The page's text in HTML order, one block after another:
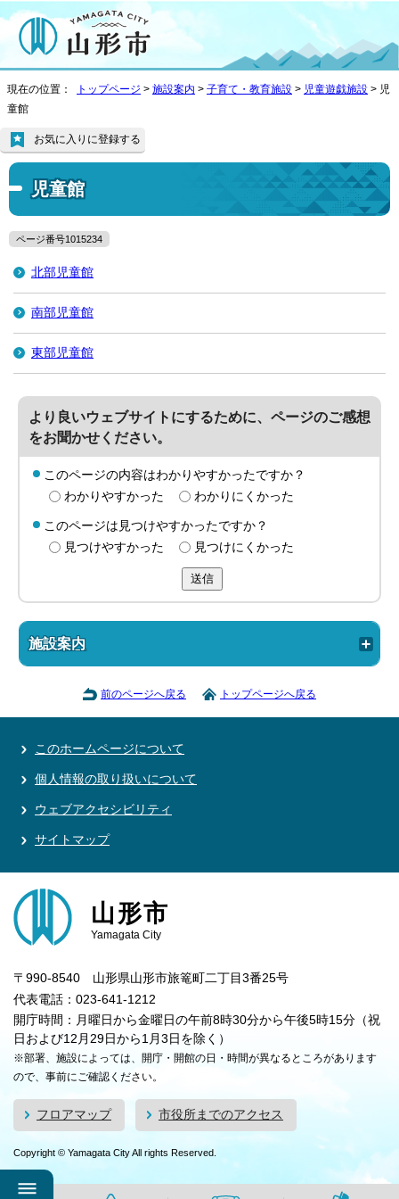
現在の位置： トップページ > 施設案内 > 子育て・教育施設 > 児童遊戯施設 > 児
童館
児童館
お気に入りに登録する
ページ番号1015234
北部児童館
南部児童館
東部児童館
より良いウェブサイトにするために、ページのご感想
をお聞かせください。
このページの内容はわかりやすかったですか？
わかりやすかった
わかりにくかった
このページは見つけやすかったですか？
見つけやすかった
見つけにくかった
送信
施設案内
前のページへ戻る トップページへ戻る
このホームページについて
個人情報の取り扱いについて
ウェブアクセシビリティ
サイトマップ
山形市
Yamagata City
〒990-8540 山形県山形市旅篭町二丁目3番25号
代表電話：023-641-1212
開庁時間：月曜日から金曜日の午前8時30分から午後5時15分（祝
日および12月29日から1月3日を除く）
※部署、施設によっては、開庁・開館の日・時間が異なるところがあります
ので、事前にご確認ください。
フロアマップ 市役所までのアクセス
Copyright © Yamagata City All rights Reserved.